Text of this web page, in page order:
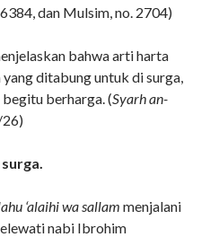
dan Mulsim, no. 2704)
bahwa arti harta
ditabung untuk di surga,
begitu berharga. (Syarh an-
‘alaihi wa sallam menjalani
nabi Ibrohim